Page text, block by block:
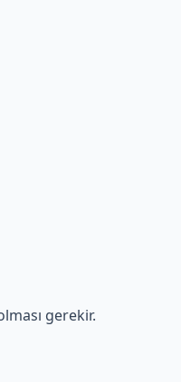
gerekir.